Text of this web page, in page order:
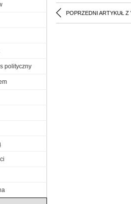
POPRZEDNI ARTYKUŁ Z
polityczny